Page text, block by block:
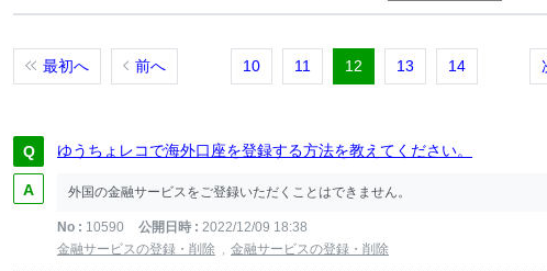
最初へ 前へ 10 11 12 13 14
ゆうちょレコで海外口座を登録する方法を教えてください。
外国の金融サービスをご登録いただくことはできません。
No 10590 公開日時
2022/12/09 18:38
金融サービスの登録・削除
金融サービスの登録・削除